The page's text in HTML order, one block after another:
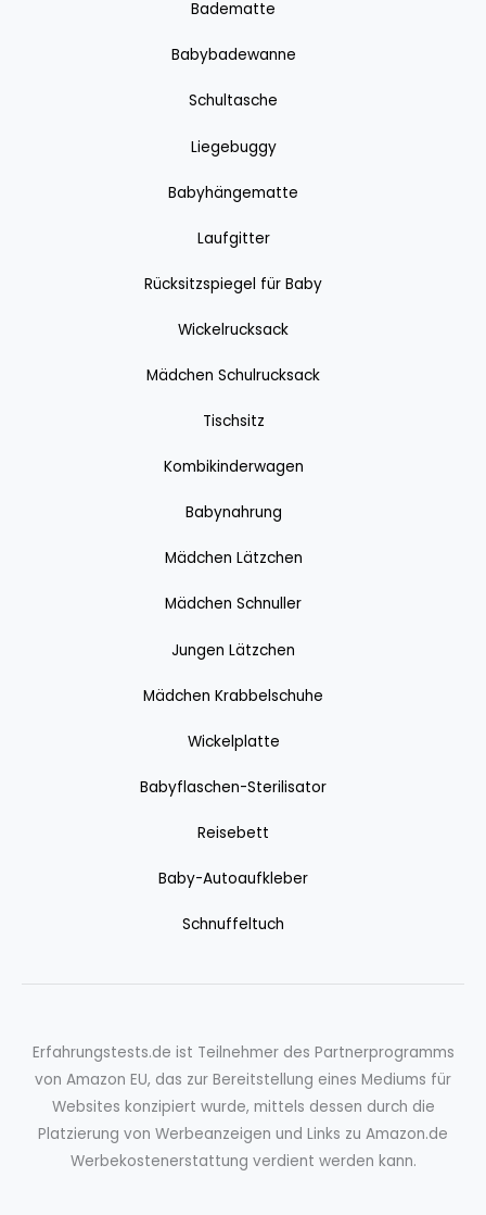
Badematte
Babybadewanne
Schultasche
Liegebuggy
Babyhängematte
Laufgitter
Rücksitzspiegel für Baby
Wickelrucksack
Mädchen Schulrucksack
Tischsitz
Kombikinderwagen
Babynahrung
Mädchen Lätzchen
Mädchen Schnuller
Jungen Lätzchen
Mädchen Krabbelschuhe
Wickelplatte
Babyflaschen-Sterilisator
Reisebett
Baby-Autoaufkleber
Schnuffeltuch
Erfahrungstests.de ist Teilnehmer des Partnerprogramms
von Amazon EU, das zur Bereitstellung eines Mediums für
Websites konzipiert wurde, mittels dessen durch die
Platzierung von Werbeanzeigen und Links zu Amazon.de
Werbekostenerstattung verdient werden kann.